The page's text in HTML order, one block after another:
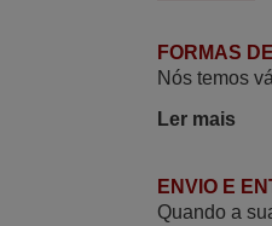
Obrigado
FORMAS
Nós temos
Ler mais
ENVIO E
Quando a